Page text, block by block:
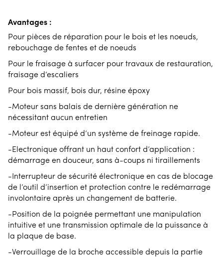
Avantages :
Pour pièces de réparation pour le bois et les noeuds,
rebouchage de fentes et de noeuds
Pour le fraisage à surfacer pour travaux de restauration,
fraisage d’escaliers
Pour bois massif, bois dur, résine époxy
-Moteur sans balais de dernière génération ne
nécessitant aucun entretien
-Moteur est équipé d‘un système de freinage rapide.
-Electronique offrant un haut confort d’application :
démarrage en douceur, sans à-coups ni tiraillements
-Interrupteur de sécurité électronique en cas de blocage
de l’outil d’insertion et protection contre le redémarrage
involontaire après un changement de batterie.
-Position de la poignée permettant une manipulation
intuitive et une transmission optimale de la puissance à
la plaque de base.
-Verrouillage de la broche accessible depuis la partie